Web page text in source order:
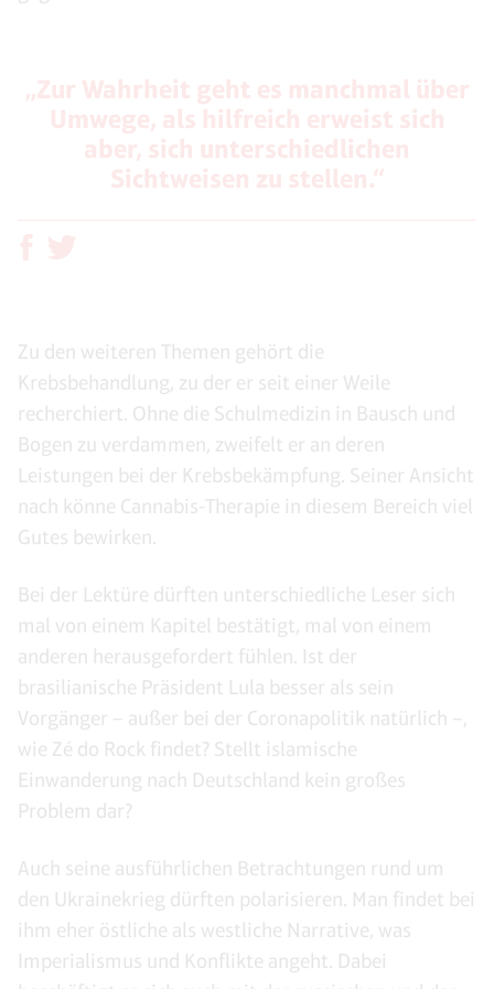
Zu den weiteren Themen gehört die
Krebsbehandlung, zu der er seit einer Weile
recherchiert. Ohne die Schulmedizin in Bausch und
Bogen zu verdammen, zweifelt er an deren
Leistungen bei der Krebsbekämpfung. Seiner Ansicht
nach könne Cannabis-Therapie in diesem Bereich viel
Gutes bewirken.
Bei der Lektüre dürften unterschiedliche Leser sich
mal von einem Kapitel bestätigt, mal von einem
anderen herausgefordert fühlen. Ist der
brasilianische Präsident Lula besser als sein
Vorgänger – außer bei der Coronapolitik natürlich –,
wie Zé do Rock findet? Stellt islamische
Einwanderung nach Deutschland kein großes
Problem dar?
Auch seine ausführlichen Betrachtungen rund um
den Ukrainekrieg dürften polarisieren. Man findet bei
ihm eher östliche als westliche Narrative, was
Imperialismus und Konflikte angeht. Dabei